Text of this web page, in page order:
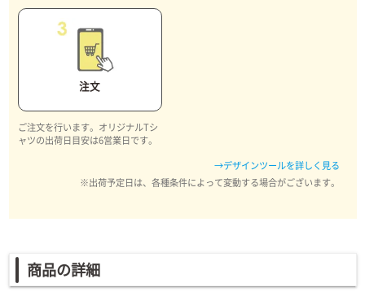
注文
ご注文を行います。オリジナルTシ
ャツの出荷日目安は6営業日です。
→デザインツールを詳しく見る
※出荷予定日は、各種条件によって変動する場合がございます。
商品の詳細